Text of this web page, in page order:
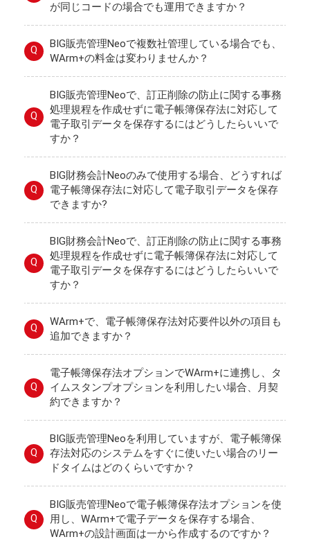
が同じコードの場合でも運用できますか？
Q
BIG販売管理Neoで複数社管理している場合でも、
WArm+の料金は変わりませんか？
Q
BIG販売管理Neoで、訂正削除の防止に関する事務
処理規程を作成せずに電子帳簿保存法に対応して
電子取引データを保存するにはどうしたらいいで
すか？
Q
BIG財務会計Neoのみで使用する場合、どうすれば
電子帳簿保存法に対応して電子取引データを保存
できますか?
Q
BIG財務会計Neoで、訂正削除の防止に関する事務
処理規程を作成せずに電子帳簿保存法に対応して
電子取引データを保存するにはどうしたらいいで
すか？
Q
WArm+で、電子帳簿保存法対応要件以外の項目も
追加できますか？
Q
電子帳簿保存法オプションでWArm+に連携し、タ
イムスタンプオプションを利用したい場合、月契
約できますか？
Q
BIG販売管理Neoを利用していますが、電子帳簿保
存法対応のシステムをすぐに使いたい場合のリー
ドタイムはどのくらいですか？
Q
BIG販売管理Neoで電子帳簿保存法オプションを使
用し、WArm+で電子データを保存する場合、
WArm+の設計画面は一から作成するのですか？